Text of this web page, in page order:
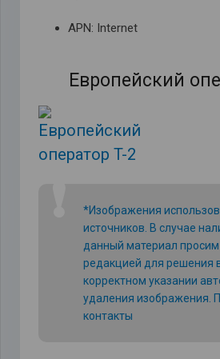
APN: Internet
Европейский
*Изображения
источников. В случае
данный материал просим
редакцией для решения
корректном указании
удаления изображения.
контакты